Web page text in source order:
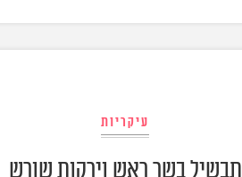
עיקריות
תבשיל בשר ראש וירקות שורש